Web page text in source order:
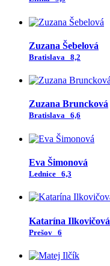
Zuzana Šebelová
Bratislava 8,2
Zuzana Bruncková
Bratislava 6,6
Eva Šimonová
Lednice 6,3
Katarína Ilkovičová
Prešov 6